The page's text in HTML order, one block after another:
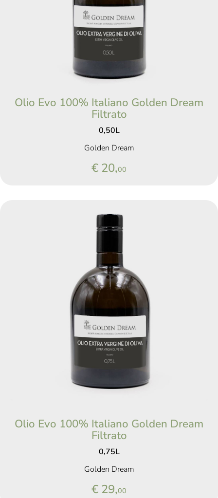
Olio Evo 100% Italiano Golden Dream
Filtrato
0,50L
Golden Dream
€ 20,00
Olio Evo 100% Italiano Golden Dream
Filtrato
0,75L
Golden Dream
€ 29,00